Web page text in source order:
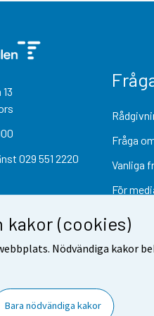
kakor (cookies)
Nödvändiga kakor
Bara nödvändiga kakor
13
029 551 2220
Fråga
Vanliga
För
Respons